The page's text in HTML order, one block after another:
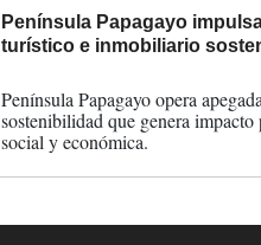
Península Papagayo
turístico e inmobiliario
Península Papagayo opera
sostenibilidad que genera
social y económica.